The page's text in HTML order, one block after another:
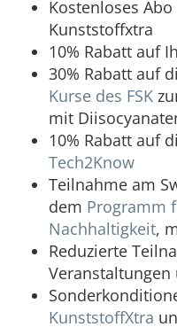
Kostenloses
Kunststoffxtra
10% Rabatt auf
30% Rabatt auf
Kurse des FSK
mit
10% Rabatt auf
Tech2Know
Teilnahme am
dem Programm
Nachhaltigkeit,
Reduzierte
KunststoffXtra